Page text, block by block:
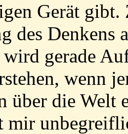
Gerät
des Denkens
gerade
wenn
über die Welt
mir